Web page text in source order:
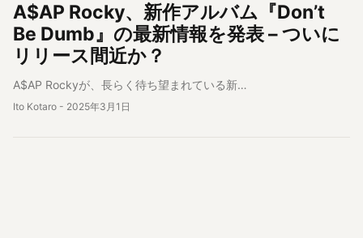
A$AP Rocky、新作アルバム『Don’t
Be Dumb』の最新情報を発表 – ついに
リリース間近か？
A$AP Rockyが、長らく待ち望まれている新…
Ito Kotaro - 2025年3月1日